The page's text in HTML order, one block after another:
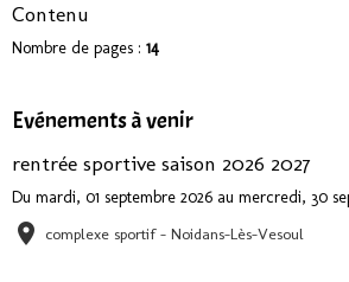
Contenu
Nombre de pages : 14
Evénements à venir
rentrée sportive saison 2026 2027
Du mardi, 01 septembre 2026 au mercredi, 30
complexe sportif - Noidans-Lès-Vesoul